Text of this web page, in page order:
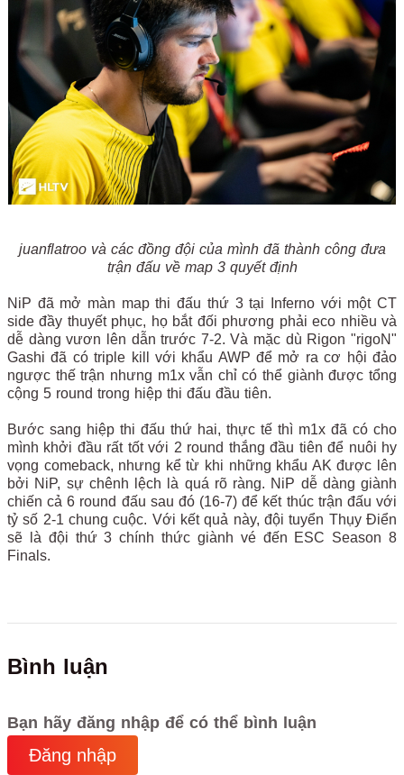
juanflatroo và các đồng đội của mình đã thành công đưa
trận đấu về map 3 quyết định
NiP đã mở màn map thi đấu thứ 3 tại Inferno với một CT
side đầy thuyết phục, họ bắt đối phương phải eco nhiều và
dễ dàng vươn lên dẫn trước 7-2. Và mặc dù Rigon "rigoN"
Gashi đã có triple kill với khẩu AWP để mở ra cơ hội đảo
ngược thế trận nhưng m1x vẫn chỉ có thể giành được tổng
cộng 5 round trong hiệp thi đấu đầu tiên.
Bước sang hiệp thi đấu thứ hai, thực tế thì m1x đã có cho
mình khởi đầu rất tốt với 2 round thắng đầu tiên để nuôi hy
vọng comeback, nhưng kể từ khi những khẩu AK được lên
bởi NiP, sự chênh lệch là quá rõ ràng. NiP dễ dàng giành
chiến cả 6 round đấu sau đó (16-7) để kết thúc trận đấu với
tỷ số 2-1 chung cuộc. Với kết quả này, đội tuyển Thụy Điển
sẽ là đội thứ 3 chính thức giành vé đến ESC Season 8
Finals.
Bình luận
Bạn hãy đăng nhập để có thể bình luận
Đăng nhập